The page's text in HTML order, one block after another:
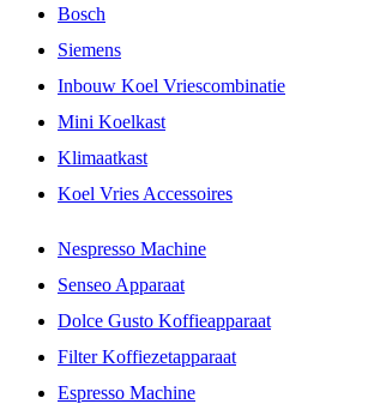
Bosch
Siemens
Inbouw Koel Vriescombinatie
Mini Koelkast
Klimaatkast
Koel Vries Accessoires
Nespresso Machine
Senseo Apparaat
Dolce Gusto Koffieapparaat
Filter Koffiezetapparaat
Espresso Machine